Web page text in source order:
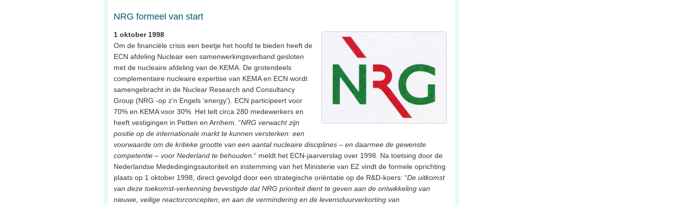
NRG formeel van start
1 oktober 1998
Om de financiële crisis een beetje het hoofd te bieden heeft de
ECN afdeling Nucleair een samenwerkingsverband gesloten
met de nucleaire afdeling van de KEMA. De grotendeels
complementaire nucleaire expertise van KEMA en ECN wordt
samengebracht in de Nuclear Research and Consultancy
Group (NRG -op z’n Engels ‘energy’). ECN participeert voor
70% en KEMA voor 30%. Het telt circa 280 medewerkers en
heeft vestigingen in Petten en Arnhem. “NRG verwacht zijn
positie op de internationale markt te kunnen versterken: een
voorwaarde om de kritieke grootte van een aantal nucleaire disciplines – en daarmee de gewenste
competentie – voor Nederland te behouden. “ meldt het ECN-jaarverslag over 1998. Na toetsing door de
Nederlandse Mededingingsautoriteit en instemming van het Ministerie van EZ vindt de formele oprichting
plaats op 1 oktober 1998, direct gevolgd door een strategische oriëntatie op de R&D-koers: “De uitkomst
van deze toekomst-verkenning bevestigde dat NRG prioriteit dient te geven aan de ontwikkeling van
nieuwe, veilige reactorconcepten, en aan de vermindering en de levensduurverkorting van